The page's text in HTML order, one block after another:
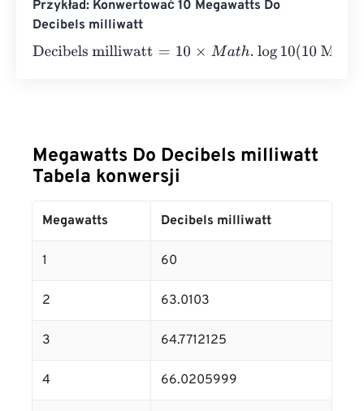
Przykład: Konwertować 10 Megawatts Do
Decibels milliwatt
Decibels milliwatt=10 ×M ath .log10(10 Megawatts⋅
Megawatts Do Decibels milliwatt
Tabela konwersji
Megawatts Decibels milliwatt
1 60
2 63.0103
3 64.7712125
4 66.0205999